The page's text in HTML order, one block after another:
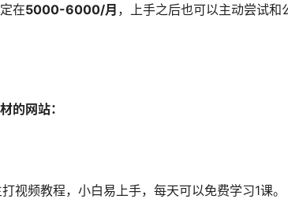
在5000-6000/月 ，上手之后也可以主动尝试和
的网站：
视频教程，小白易上手，每天可以免费学习1课。